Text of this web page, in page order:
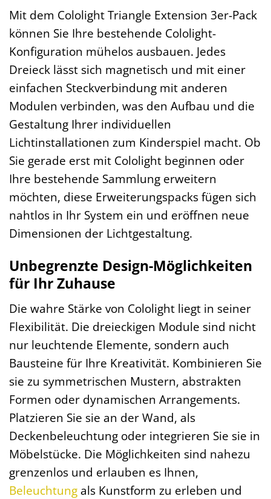
Mit dem Cololight Triangle Extension 3er-Pack
können Sie Ihre bestehende Cololight-
Konfiguration mühelos ausbauen. Jedes
Dreieck lässt sich magnetisch und mit einer
einfachen Steckverbindung mit anderen
Modulen verbinden, was den Aufbau und die
Gestaltung Ihrer individuellen
Lichtinstallationen zum Kinderspiel macht. Ob
Sie gerade erst mit Cololight beginnen oder
Ihre bestehende Sammlung erweitern
möchten, diese Erweiterungspacks fügen sich
nahtlos in Ihr System ein und eröffnen neue
Dimensionen der Lichtgestaltung.
Unbegrenzte Design-Möglichkeiten
für Ihr Zuhause
Die wahre Stärke von Cololight liegt in seiner
Flexibilität. Die dreieckigen Module sind nicht
nur leuchtende Elemente, sondern auch
Bausteine für Ihre Kreativität. Kombinieren Sie
sie zu symmetrischen Mustern, abstrakten
Formen oder dynamischen Arrangements.
Platzieren Sie sie an der Wand, als
Deckenbeleuchtung oder integrieren Sie sie in
Möbelstücke. Die Möglichkeiten sind nahezu
grenzenlos und erlauben es Ihnen,
Beleuchtung als Kunstform zu erleben und